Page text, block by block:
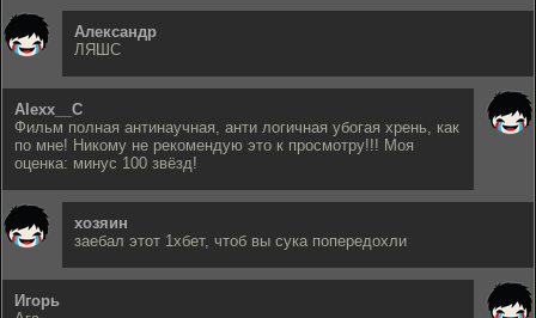
Александр
ЛЯШС
Alexx__C
Фильм полная антинаучная, анти логичная убогая хрень, как
по мне! Никому не рекомендую это к просмотру!!! Моя
оценка: минус 100 звёзд!
хозяин
заебал этот 1хбет, чтоб вы сука попередохли
Игорь